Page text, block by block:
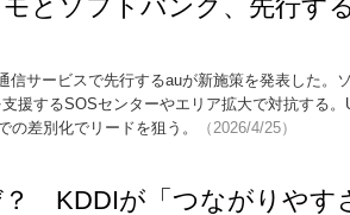
モとソフトバンク、先行す
信サービスで先行するauが新施策を発表した。
援するSOSセンターやエリア拡大で対抗する
の差別化でリードを狙う。
（2026/4/25）
KDDIが「つながりやす